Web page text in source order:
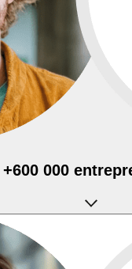
+600 000
leur activité.